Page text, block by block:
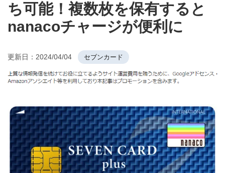
ち可能！複数枚を保有すると
nanacoチャージが便利に
更新日： 2024/04/04 セブンカード